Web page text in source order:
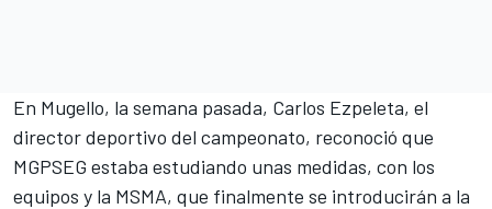
En Mugello, la semana pasada, Carlos Ezpeleta, el
director deportivo del campeonato, reconoció que
MGPSEG estaba estudiando unas medidas, con los
equipos y la MSMA, que finalmente se introducirán a la